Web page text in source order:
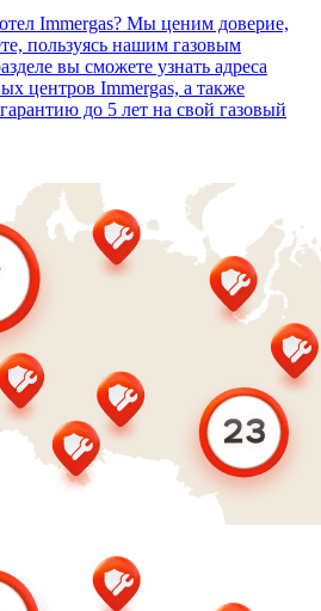
Immergas? Мы ценим доверие,
пользуясь нашим газовым
вы сможете узнать адреса
центров Immergas, а также
до 5 лет на свой газовый